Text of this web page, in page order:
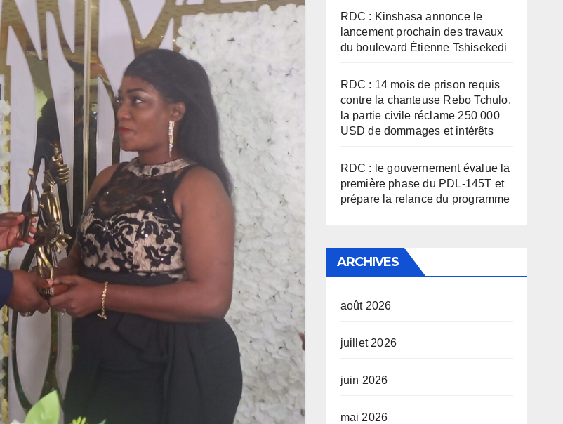
RDC : Kinshasa annonce le
lancement prochain des travaux
du boulevard Étienne Tshisekedi
RDC : 14 mois de prison requis
contre la chanteuse Rebo Tchulo,
la partie civile réclame 250 000
USD de dommages et intérêts
RDC : le gouvernement évalue la
première phase du PDL-145T et
prépare la relance du programme
ARCHIVES
août 2026
juillet 2026
juin 2026
mai 2026